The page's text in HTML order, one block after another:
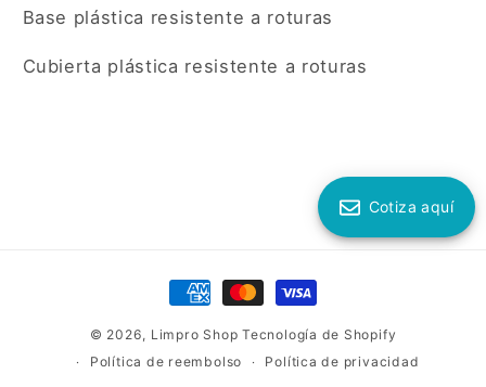
Base plástica resistente a roturas
Cubierta plástica resistente a roturas
Cotiza aquí
Formas
de
pago
© 2026, Limpro Shop Tecnología de Shopify
Política de reembolso
Política de privacidad